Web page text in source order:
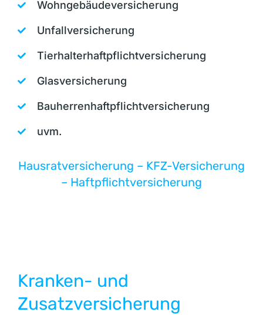
Wohngebäudeversicherung
Unfallversicherung
Tierhalterhaftpflichtversicherung
Glasversicherung
Bauherrenhaftpflichtversicherung
uvm.
Hausratversicherung – KFZ-Versicherung
– Haftpflichtversicherung
Kranken- und
Zusatzversicherung